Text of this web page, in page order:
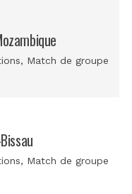
, Match de groupe
, Match de groupe